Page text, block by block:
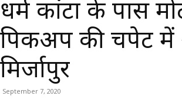
धर्म कांटा के पास
पिकअप की चपेट
मिर्जापुर
September 7, 2020